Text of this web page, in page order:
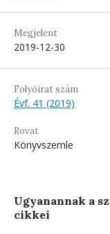
Megjelent
2019-12-30
Folyóirat szám
Évf. 41 (2019)
Rovat
Könyvszemle
Ugyanannak a
cikkei